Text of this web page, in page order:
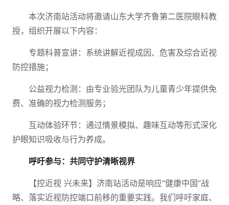
本次济南站活动将邀请山东大学齐鲁第二医院眼科教
授，组织开展以下内容：
专题科普宣讲：系统讲解近视成因、危害及综合近视
防控措施；
公益视力检测：由专业验光团队为儿童青少年提供免
费、准确的视力检测服务；
互动体验环节：通过情景模拟、趣味互动等形式深化
护眼知识吸收与行为养成。
呼吁参与：共同守护清晰视界
【控近视 兴未来】济南站活动是响应“健康中国”战
略、落实近视防控端口前移的重要实践。我们呼吁家庭、